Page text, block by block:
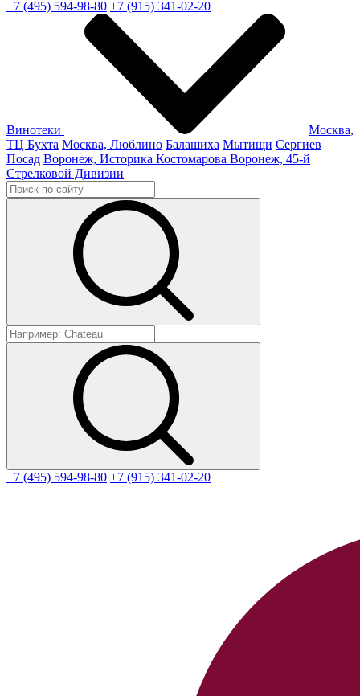
+7 (495) 594-98-80 +7 (915) 341-02-20
Винотеки
Москва,
ТЦ Бухта Москва, Люблино Балашиха Мытищи Сергиев
Посад Воронеж, Историка Костомарова Воронеж, 45-й
Стрелковой Дивизии
+7 (495) 594-98-80 +7 (915) 341-02-20